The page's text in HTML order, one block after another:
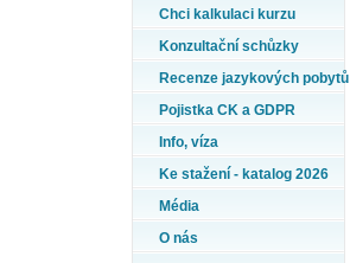
Chci kalkulaci kurzu
Konzultační schůzky
Recenze jazykových pobytů
Pojistka CK a GDPR
Info, víza
Ke stažení - katalog 2026
Média
O nás